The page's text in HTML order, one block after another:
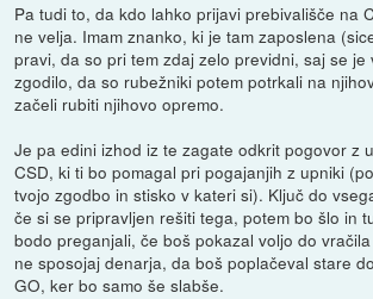
Pa tudi to, da kdo lahko prijavi prebivališče na
ne velja. Imam znanko, ki je tam zaposlena
pravi, da so pri tem zdaj zelo previdni, saj se je
zgodilo, da so rubežniki potem potrkali na
začeli rubiti njihovo opremo.
Je pa edini izhod iz te zagate odkrit pogovor z
CSD, ki ti bo pomagal pri pogajanjih z upniki
tvojo zgodbo in stisko v kateri si). Ključ do
če si se pripravljen rešiti tega, potem bo šlo in
bodo preganjali, če boš pokazal voljo do
ne sposojaj denarja, da boš poplačeval stare
GO, ker bo samo še slabše.